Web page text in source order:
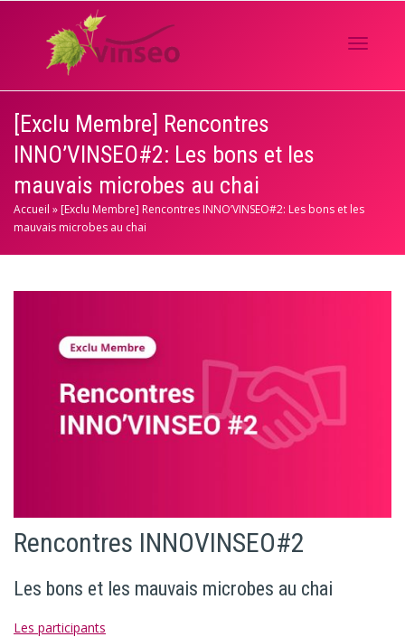
[Exclu Membre] Rencontres
INNO’VINSEO#2: Les bons et les
mauvais microbes au chai
Accueil » [Exclu Membre] Rencontres INNO’VINSEO#2: Les bons et les
mauvais microbes au chai
Rencontres INNOVINSEO#2
Les bons et les mauvais microbes au chai
Les participants